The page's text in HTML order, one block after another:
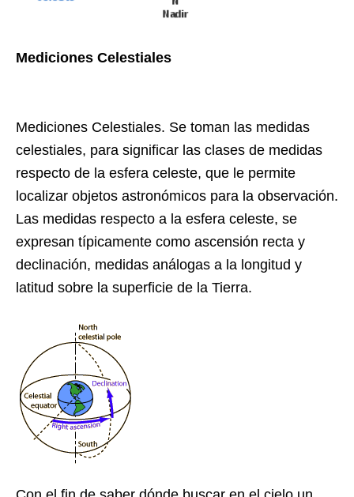
Mediciones Celestiales
Mediciones Celestiales. Se toman las medidas
celestiales, para significar las clases de medidas
respecto de la esfera celeste, que le permite
localizar objetos astronómicos para la observación.
Las medidas respecto a la esfera celeste, se
expresan típicamente como ascensión recta y
declinación, medidas análogas a la longitud y
latitud sobre la superficie de la Tierra.